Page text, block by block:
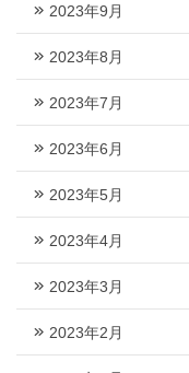
2023年9月
2023年8月
2023年7月
2023年6月
2023年5月
2023年4月
2023年3月
2023年2月